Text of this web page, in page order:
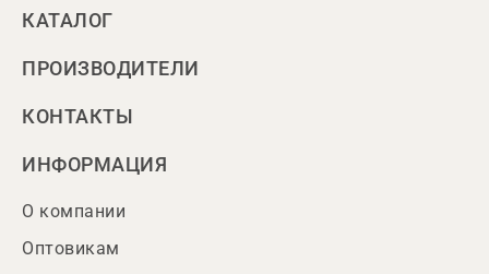
КАТАЛОГ
ПРОИЗВОДИТЕЛИ
КОНТАКТЫ
ИНФОРМАЦИЯ
О компании
Оптовикам